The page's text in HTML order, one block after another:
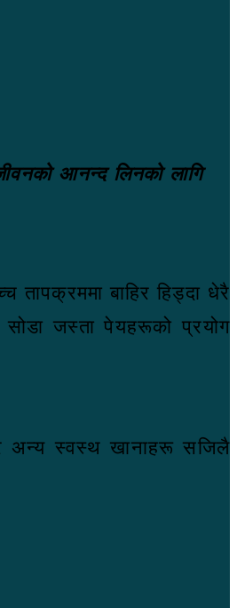
आनन्द लिनको लागि
तापक्रममा बाहिर हिड्दा धेरै
सोडा जस्ता पेयहरूको प्रयोग
अन्य स्वस्थ खानाहरू सजिलै